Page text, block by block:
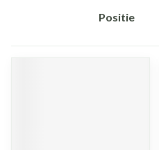
Sorteer op: